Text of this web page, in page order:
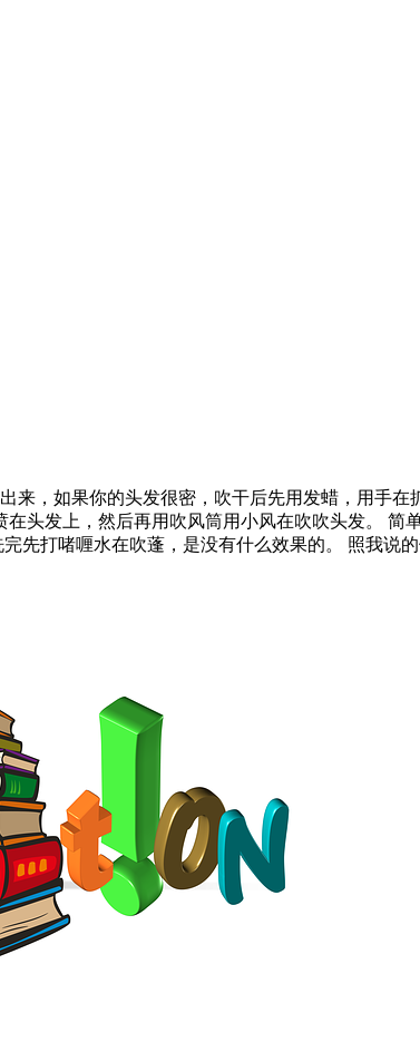
，如果你的头发很密，吹干后先用发蜡，用手在
头发上，然后再用吹风筒用小风在吹吹头发。 简
先打啫喱水在吹蓬，是没有什么效果的。 照我说